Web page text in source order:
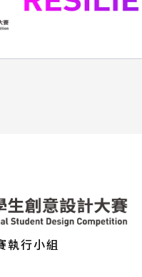
執行小組